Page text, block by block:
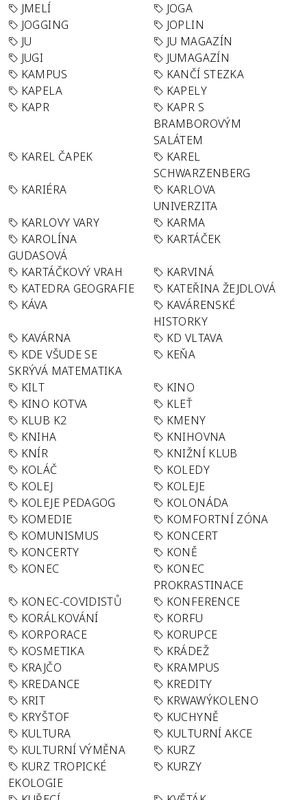
JMELÍ
JOGA
JOGGING
JOPLIN
JU
JU MAGAZÍN
JUGI
JUMAGAZÍN
KAMPUS
KANČÍ STEZKA
KAPELA
KAPELY
KAPR
KAPR S
BRAMBOROVÝM
SALÁTEM
KAREL ČAPEK
KAREL
SCHWARZENBERG
KARIÉRA
KARLOVA
UNIVERZITA
KARLOVY VARY
KARMA
KAROLÍNA
GUDASOVÁ
KARTÁČEK
KARTÁČKOVÝ VRAH
KARVINÁ
KATEDRA GEOGRAFIE
KATEŘINA ŽEJDLOVÁ
KÁVA
KAVÁRENSKÉ
HISTORKY
KAVÁRNA
KD VLTAVA
KDE VŠUDE SE
SKRÝVÁ MATEMATIKA
KEŇA
KILT
KINO
KINO KOTVA
KLEŤ
KLUB K2
KMENY
KNIHA
KNIHOVNA
KNÍR
KNIŽNÍ KLUB
KOLÁČ
KOLEDY
KOLEJ
KOLEJE
KOLEJE PEDAGOG
KOLONÁDA
KOMEDIE
KOMFORTNÍ ZÓNA
KOMUNISMUS
KONCERT
KONCERTY
KONĚ
KONEC
KONEC
PROKRASTINACE
KONEC-COVIDISTŮ
KONFERENCE
KORÁLKOVÁNÍ
KORFU
KORPORACE
KORUPCE
KOSMETIKA
KRÁDEŽ
KRAJČO
KRAMPUS
KREDANCE
KREDITY
KRIT
KRWAWÝKOLENO
KRYŠTOF
KUCHYNĚ
KULTURA
KULTURNÍ AKCE
KULTURNÍ VÝMĚNA
KURZ
KURZ TROPICKÉ
EKOLOGIE
KURZY